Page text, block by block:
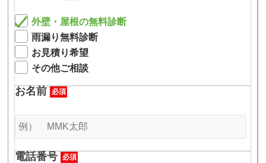
外壁・屋根の無料診断
雨漏り無料診断
お見積り希望
その他ご相談
お名前 必須
電話番号 必須